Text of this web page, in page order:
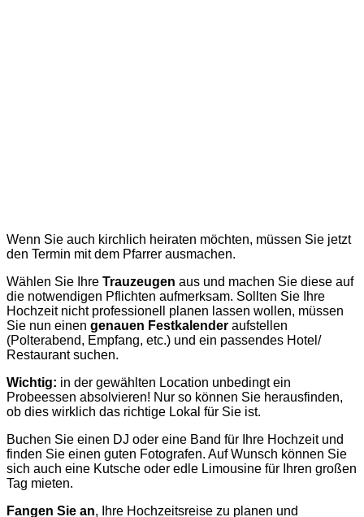
Wenn Sie auch kirchlich heiraten möchten, müssen Sie jetzt
den Termin mit dem Pfarrer ausmachen.
Wählen Sie Ihre Trauzeugen aus und machen Sie diese auf
die notwendigen Pflichten aufmerksam. Sollten Sie Ihre
Hochzeit nicht professionell planen lassen wollen, müssen
Sie nun einen genauen Festkalender aufstellen
(Polterabend, Empfang, etc.) und ein passendes Hotel/
Restaurant suchen.
Wichtig: in der gewählten Location unbedingt ein
Probeessen absolvieren! Nur so können Sie herausfinden,
ob dies wirklich das richtige Lokal für Sie ist.
Buchen Sie einen DJ oder eine Band für Ihre Hochzeit und
finden Sie einen guten Fotografen. Auf Wunsch können Sie
sich auch eine Kutsche oder edle Limousine für Ihren großen
Tag mieten.
Fangen Sie an, Ihre Hochzeitsreise zu planen und